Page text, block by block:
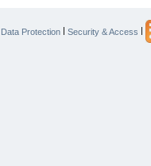
Data Protection | Security & Access |